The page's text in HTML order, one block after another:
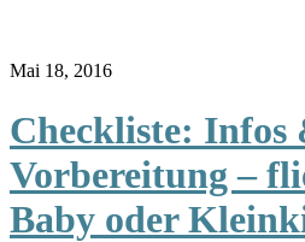
Mai 18, 2016
Checkliste: Infos
Vorbereitung –
Baby oder